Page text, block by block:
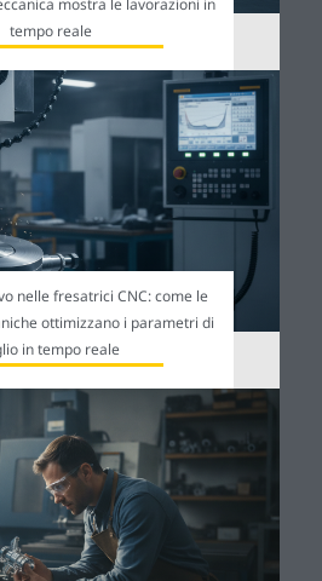
tempo reale
nelle fresatrici CNC: come le
ottimizzano i parametri di
in tempo reale